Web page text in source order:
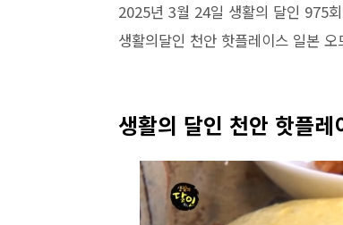
2025년 3월 24일 생활의 달인 975
생활의달인 천안 핫플레이스 일본
생활의 달인 천안 핫플레